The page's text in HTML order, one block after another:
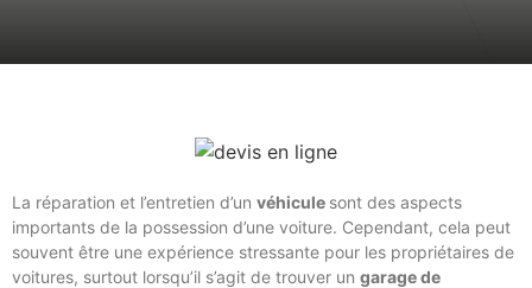
La réparation et l’entretien d’un véhicule sont des aspects
importants de la possession d’une voiture. Cependant, cela peut
souvent être une expérience stressante pour les propriétaires de
voitures, surtout lorsqu’il s’agit de trouver un garage de